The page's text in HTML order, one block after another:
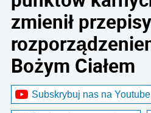
zmienił
Bożym Ciałem
Subskrybuj nas na Youtube